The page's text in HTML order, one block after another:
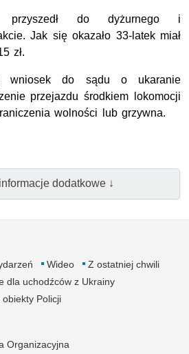
przyszedł do dyżurnego i
Jak się okazało 33-latek miał
zł.
wniosek do sądu o ukaranie
przejazdu środkiem lokomocji
wolności lub grzywna.
dodatkowe ↓
Wideo
Z ostatniej chwili
dla uchodźców z Ukrainy
Policji
Organizacyjna